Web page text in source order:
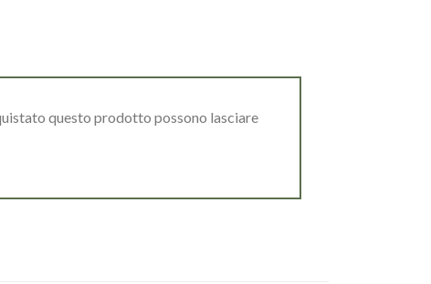
questo prodotto possono lasciare